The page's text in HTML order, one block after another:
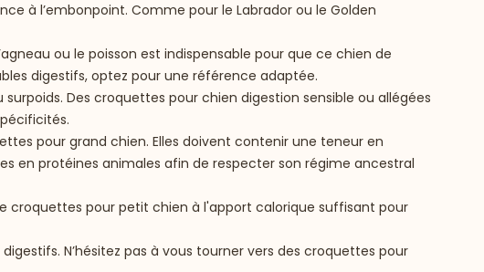
à l’embonpoint. Comme pour le Labrador ou le Golden
ou le poisson est indispensable pour que ce chien de
digestifs, optez pour une référence adaptée.
Des croquettes pour chien digestion sensible ou allégées
pour grand chien. Elles doivent contenir une teneur en
en protéines animales afin de respecter son régime ancestral
croquettes pour petit chien à l'apport calorique suffisant pour
N’hésitez pas à vous tourner vers des croquettes pour